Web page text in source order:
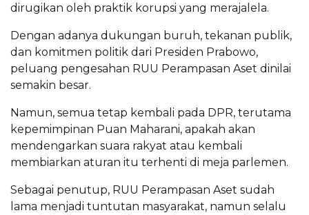
dirugikan oleh praktik korupsi yang merajalela.
Dengan adanya dukungan buruh, tekanan publik,
dan komitmen politik dari Presiden Prabowo,
peluang pengesahan RUU Perampasan Aset dinilai
semakin besar.
Namun, semua tetap kembali pada DPR, terutama
kepemimpinan Puan Maharani, apakah akan
mendengarkan suara rakyat atau kembali
membiarkan aturan itu terhenti di meja parlemen.
Sebagai penutup, RUU Perampasan Aset sudah
lama menjadi tuntutan masyarakat, namun selalu